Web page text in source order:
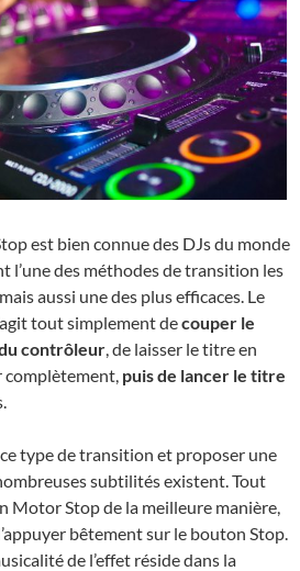
est bien connue des DJs du monde
l’une des méthodes de transition les
aussi une des plus efficaces. Le
tout simplement decouper le
contrôleur, de laisser le titre en
complètement, puis de lancer le titre
type de transition et proposer une
subtilités existent. Tout
Motor Stop de la meilleure manière,
bêtement sur le bouton Stop.
de l’ef­fet réside dans la